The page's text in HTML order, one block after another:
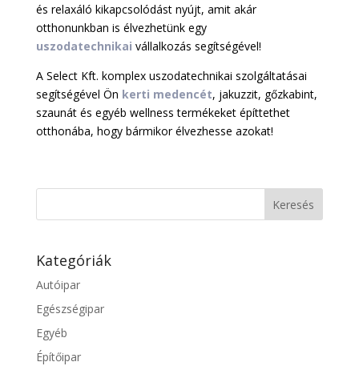
és relaxáló kikapcsolódást nyújt, amit akár
otthonunkban is élvezhetünk egy
uszodatechnikai vállalkozás segítségével!
A Select Kft. komplex uszodatechnikai szolgáltatásai
segítségével Ön kerti medencét, jakuzzit, gőzkabint,
szaunát és egyéb wellness termékeket építtethet
otthonába, hogy bármikor élvezhesse azokat!
Kategóriák
Autóipar
Egészségipar
Egyéb
Építőipar